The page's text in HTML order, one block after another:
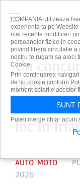
Un
urma
moto
loc în
AUTO-MOTO
2026
COMPANIA utilizeaza
experienta ta pe
mai recente modificari
persoanelor fizice in
privind libera circulatie a
nostru te rugam sa aloci
Cookie.
Prin continuarea
de tip cookie conform
moment setarile acestor
SUNT
Puteti merge chiar